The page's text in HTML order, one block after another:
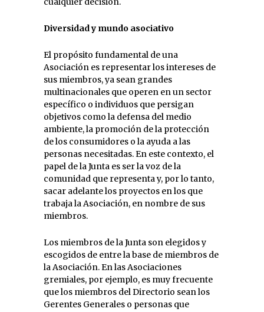
Diversidad y mundo asociativo
El propósito fundamental de una
Asociación es representar los intereses de
sus miembros, ya sean grandes
multinacionales que operen en un sector
específico o individuos que persigan
objetivos como la defensa del medio
ambiente, la promoción de la protección
de los consumidores o la ayuda a las
personas necesitadas. En este contexto, el
papel de la Junta es ser la voz de la
comunidad que representa y, por lo tanto,
sacar adelante los proyectos en los que
trabaja la Asociación, en nombre de sus
miembros.
Los miembros de la Junta son elegidos y
escogidos de entre la base de miembros de
la Asociación. En las Asociaciones
gremiales, por ejemplo, es muy frecuente
que los miembros del Directorio sean los
Gerentes Generales o personas que